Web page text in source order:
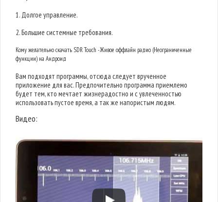
1. Долгое управление.
2. Большие системные требования.
Кому желательно скачать SDR Touch -Живое оффлайн радио (Неограниченные
функции) на Андроид
Вам подходят программы, отсюда следует врученное
приложение для вас. Предпочительно программа приемлемо
будет тем, кто мечтает жизнерадостно и с увлеченностью
использовать пустое время, а так же напористым людям.
Видео: